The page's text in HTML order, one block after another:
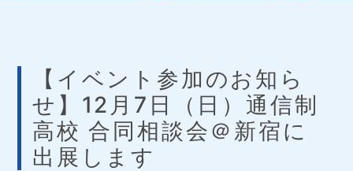
【イベント参加のお知ら
せ】12月7日（日）通信制
高校 合同相談会＠新宿に
出展します